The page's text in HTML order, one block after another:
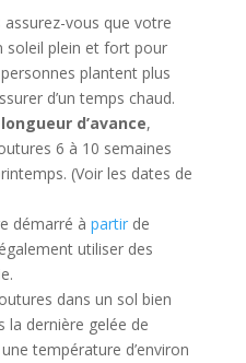
assurez-vous que votre
soleil plein et fort pour
plantent plus
d’un temps chaud.
d’avance,
6 à 10 semaines
(Voir les dates de
démarré à partirde
utiliser des
dans un sol bien
dernière gelée de
température d’environ